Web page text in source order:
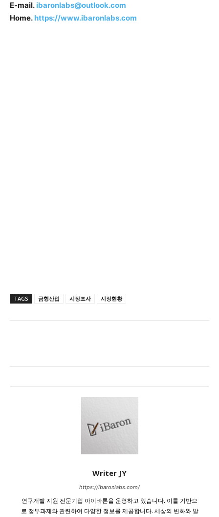
E-mail. ibaronlabs@outlook.com
Home. https://www.ibaronlabs.com
TAGS 금형산업 시장조사 시장현황
Writer JY
https://ibaronlabs.com/
연구개발 지원 전문기업 아이바론을 운영하고 있습니다. 이를 기반으
로 정부과제와 관련하여 다양한 정보를 제공합니다. 세상의 변화와 발